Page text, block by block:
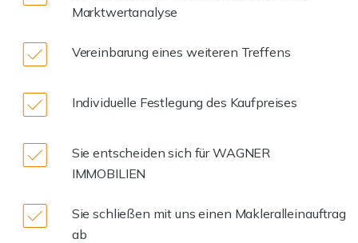
Marktwertanalyse
Vereinbarung eines weiteren Treffens
Individuelle Festlegung des Kaufpreises
Sie entscheiden sich für WAGNER
IMMOBILIEN
Sie schließen mit uns einen Makleralleinauftrag
ab